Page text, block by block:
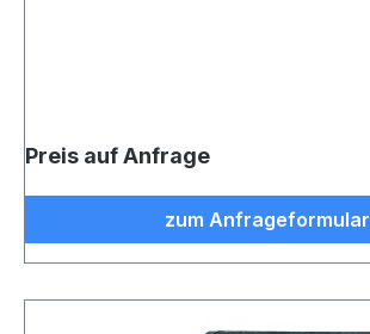
Preis auf Anfrage
zum Anfrageformular